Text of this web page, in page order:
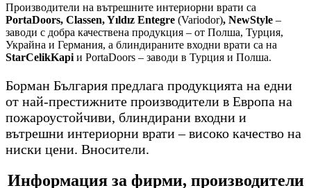
Производители на вътрешните интериорни врати са
PortaDoors, Classen, Yıldız Entegre (Variodor), NewStyle –
заводи с добра качествена продукция – от Полша, Турция,
Украйна и Германия, а блиндираните входни врати са на
StarCelikKapi и PortaDoors – заводи в Турция и Полша.
Борман България предлага продукцията на едни
от най-престижните производители в Европа на
пожароустойчиви, блиндирани входни и
вътрешни интериорни врати – високо качество на
ниски цени. Вносители.
Информация за фирми, производители